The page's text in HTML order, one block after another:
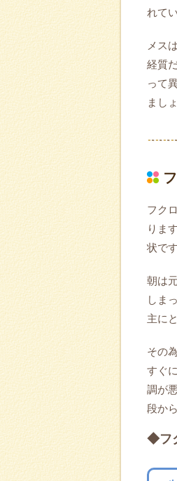
れて
メス
経質
って
まし
フク
りま
状です
朝は
しま
主に
その
すぐ
調が
段か
◆フ